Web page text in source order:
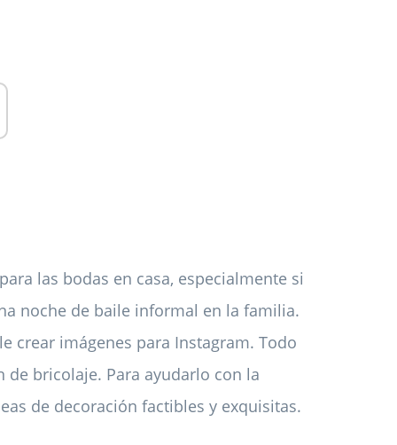
las bodas en casa, especialmente si
noche de baile informal en la familia.
crear imágenes para Instagram. Todo
bricolaje. Para ayudarlo con la
de decoración factibles y exquisitas.